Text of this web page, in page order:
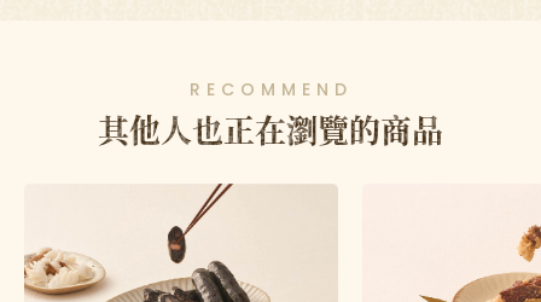
RECOMMEND
其他人也正在瀏覽的商品